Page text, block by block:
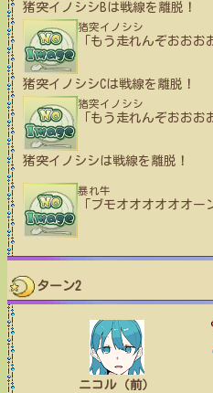
猪突イノシシBは戦線を離脱！
猪突イノシシ
「もう走れんぞおおお
猪突イノシシCは戦線を離脱！
猪突イノシシ
「もう走れんぞおおお
猪突イノシシは戦線を離脱！
暴れ牛
「ブモオオオオオオー
ターン2
ニコル（前）